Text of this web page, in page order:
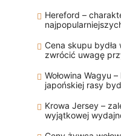
Hereford –
Cena skupu
zwrócić uwagę
Wołowina Wagyu
japońskiej rasy
Krowa Jersey –
wyjątkowej